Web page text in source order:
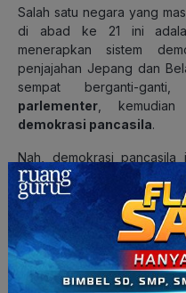
Salah satu negara yang
di abad ke 21 ini
menerapkan sistem
penjajahan Jepang dan
sempat berganti-
parlementer , kemudian
demokrasi pancasila.
Nah, demokrasi
yaitu bidang ekonomi, dan
Padabidang ekonomi,
prinsip keadilan sosial
masyarakat. Dengan
kekayaan alam serta
ditolak oleh pemerintah,